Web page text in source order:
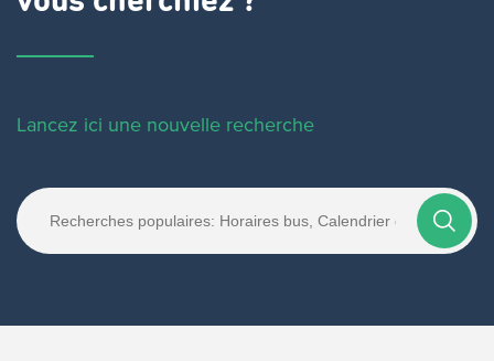
Lancez ici une nouvelle recherche